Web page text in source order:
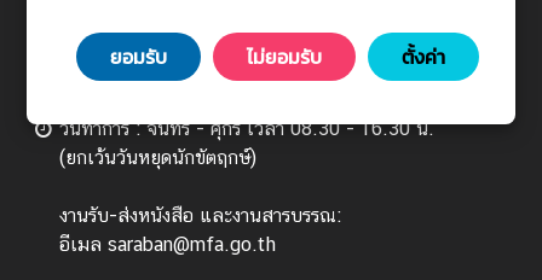
ะ
เ
ท
ศ
443 ถนนศรีอยุธยา แขวงทุ่งพญาไท เขตราชเทวี
กรุงเทพมหานคร 10400
วันทำการ : จันทร์ - ศุกร์ เวลา 08.30 - 16.30 น.
(ยกเว้นวันหยุดนักขัตฤกษ์)
งานรับ-ส่งหนังสือ และงานสารบรรณ:
อีเมล saraban@mfa.go.th
ยอมรับ ไม่ยอมรับ ตั้งค่า